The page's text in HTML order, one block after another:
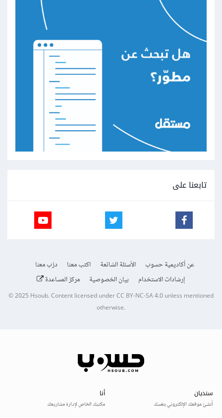
تابعنا على
عن أكاديمية حسوب الأسئلة الشائعة اكتب معنا
درّب معنا
إرشادات الاستخدام
بيان الخصوصية مركز المساعدة
© 2025Hsoub.Content licensed underCC BY-NC-SA 4.0unless mentioned
otherwise.